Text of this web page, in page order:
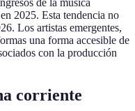
2025. Esta tendencia no
Los artistas emergentes,
una forma accesible de
con la producción
corriente